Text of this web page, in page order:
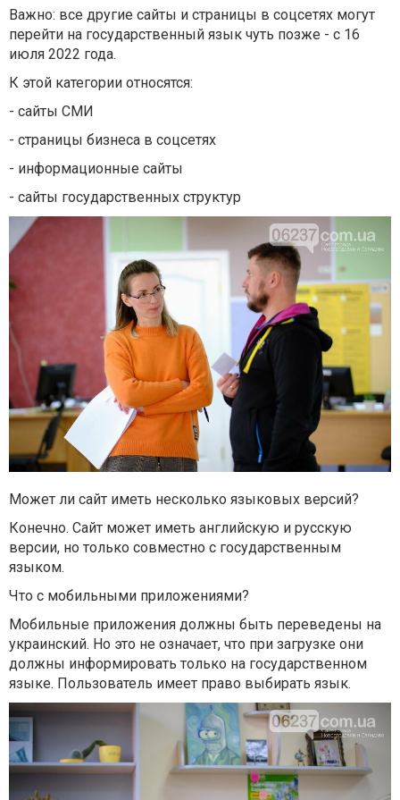
Важно: все другие сайты и страницы в соцсетях могут
перейти на государственный язык чуть позже - с 16
июля 2022 года.
К этой категории относятся:
- сайты СМИ
- страницы бизнеса в соцсетях
- информационные сайты
- сайты государственных структур
Может ли сайт иметь несколько языковых версий?
Конечно. Сайт может иметь английскую и русскую
версии, но только совместно с государственным
языком.
Что с мобильными приложениями?
Мобильные приложения должны быть переведены на
украинский. Но это не означает, что при загрузке они
должны информировать только на государственном
языке. Пользователь имеет право выбирать язык.